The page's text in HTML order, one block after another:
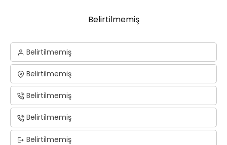
Belirtilmemiş
Belirtilmemiş
Belirtilmemiş
Belirtilmemiş
Belirtilmemiş
Belirtilmemiş